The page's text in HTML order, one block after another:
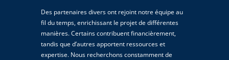
Des partenaires divers ont rejoint notre équipe au
fil du temps, enrichissant le projet de différentes
manières. Certains contribuent financièrement,
tandis que d’autres apportent ressources et
expertise. Nous recherchons constamment de